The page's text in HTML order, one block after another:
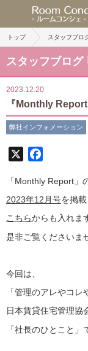
トップ スタッフブロ
スタッフブログ
2023.12.20
『Monthly
弊社インフォメーション
「Monthly Report」
2023年12月号を掲
こちらからも入れま
是非ご覧くださいま
今回は、
「管理のアレやコ
日本賃貸住宅管理協
「社長のひとこと